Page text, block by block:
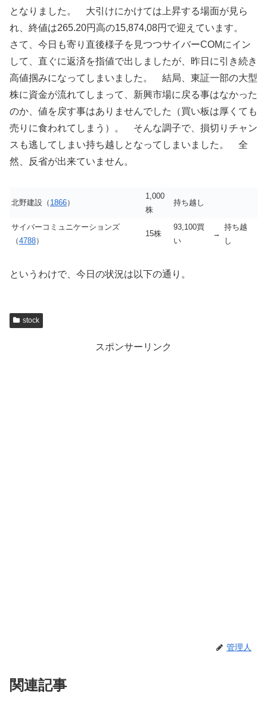
となりました。 大引けにかけては上昇する場面が見ら
れ、終値は265.20円高の15,874,08円で迎えています。
さて、今日も寄り直後様子を見つつサイバーCOMにイン
して、直ぐに返済を指値で出しましたが、昨日に引き続き
高値掴みになってしまいました。 結局、東証一部の大型
株に資金が流れてしまって、新興市場に戻る事はなかった
のか、値を戻す事はありませんでした（買い板は厚くても
売りに食われてしまう）。 そんな調子で、損切りチャン
スも逃してしまい持ち越しとなってしまいました。 全
然、反省が出来ていません。
北野建設（ 1866）
1,000
株
持ち越し
サイバーコミュニケーションズ
（4788）
15株
93,100買
い
→
持ち越
し
というわけで、今日の状況は以下の通り。
stock
スポンサーリンク
管理人
関連記事